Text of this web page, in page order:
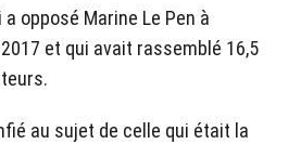
opposé Marine Le Pen à
et qui avait rassemblé 16,5
au sujet de celle qui était la